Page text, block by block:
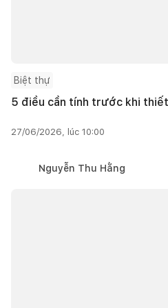
Biệt thự
5 điều cần tính trước khi
27/06/2026, lúc 10:00
Nguyễn Thu Hằng